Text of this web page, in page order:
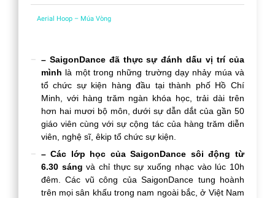
Aerial Hoop – Múa Vòng
– SaigonDance đã thực sự đánh dấu vị trí của
mình là một trong những trường dạy nhảy múa và
tổ chức sự kiện hàng đầu tại thành phố Hồ Chí
Minh, với hàng trăm ngàn khóa học, trải dài trên
hơn hai mươi bộ môn, dưới sự dẫn dắt của gần 50
giáo viên cùng với sự cộng tác của hàng trăm diễn
viên, nghệ sĩ, êkip tổ chức sự kiện.
– Các lớp học của SaigonDance sôi động từ
6.30 sáng và chỉ thực sự xuống nhạc vào lúc 10h
đêm. Các vũ công của SaigonDance tung hoành
trên mọi sân khấu trong nam ngoài bắc, ở Việt Nam